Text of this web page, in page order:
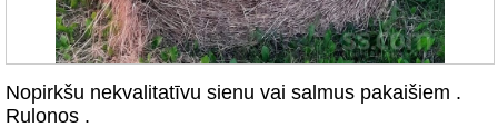
Nopirkšu nekvalitatīvu sienu vai salmus pakaišiem .
Rulonos .